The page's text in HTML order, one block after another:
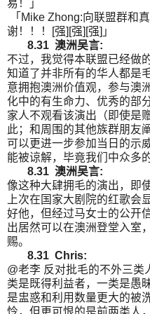
易！」
「Mike Zhong:向联盟群和
谢！！！[强][强][强]」
8.31 澳洲吴言:
不过，我觉得本联盟已经做
知道了并非所有的华人都是
意拥抱澳洲价值观，参与澳
化中的有生命力、优秀的部
家人不观看该演出（即使是
此；和周围的其他族群朋友
可以更进一步参加当日的示
能被谅解，毕竟我们中众多
8.31 澳洲吴言:
像这种大肆拥毛的演出，即
上次在国家大剧院的红歌会
好他，但经过马女士的公开
出居然可以在澳洲登堂入室
赐。
8.31 Chris:
@老李 反对批毛的不外三
类是既得利益者，一类是愚
是盅惑和利用数量更大的被
怜，但更可恨的是前两类人